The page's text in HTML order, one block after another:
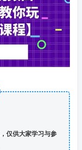
仅供大家学习与参